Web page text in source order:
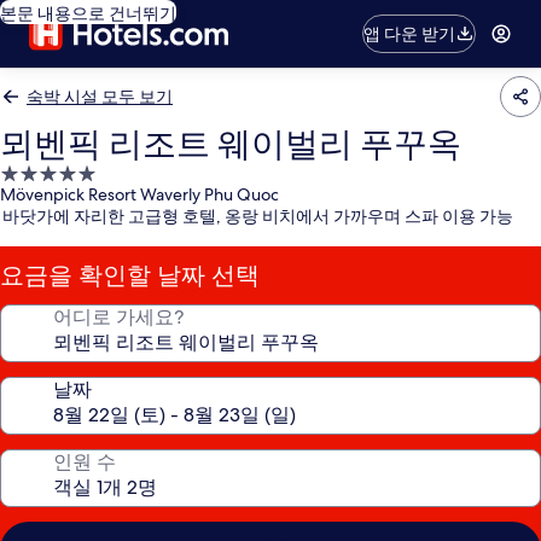
본문 내용으로 건너뛰기
앱 다운 받기
숙박 시설 모두 보기
뫼벤픽 리조트 웨이벌리 푸꾸옥
5.0
성
급
숙
박
시
Mövenpick Resort Waverly Phu Quoc
바닷가에 자리한 고급형 호텔, 옹랑 비치에서 가까우며 스파 이용 가능
요금을 확인할 날짜 선택
어디로 가세요?
날짜
인원 수